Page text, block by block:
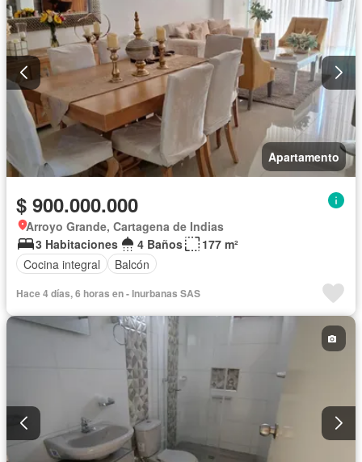
Apartamento
$ 900.000.000
Arroyo Grande, Cartagena de Indias
3 Habitaciones
4 Baños
177 m²
Cocina integral
Balcón
Hace 4 días, 6 horas en - Inurbanas SAS